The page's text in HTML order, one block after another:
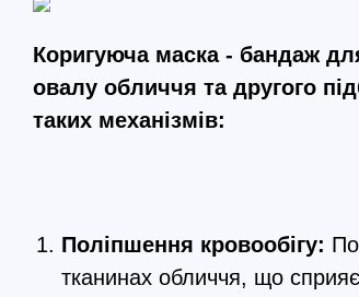
Коригуюча маска - бандаж
овалу обличчя та другого
таких механізмів:
Поліпшення кровообігу:
тканинах обличчя, що